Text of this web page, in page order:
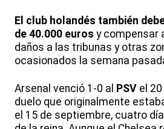
El club holandés también
de 40.000 euros y compensar
daños a las tribunas y otras
ocasionados la semana
Arsenal venció 1-0 al PSV el
duelo que originalmente
el 15 de septiembre, cuatro